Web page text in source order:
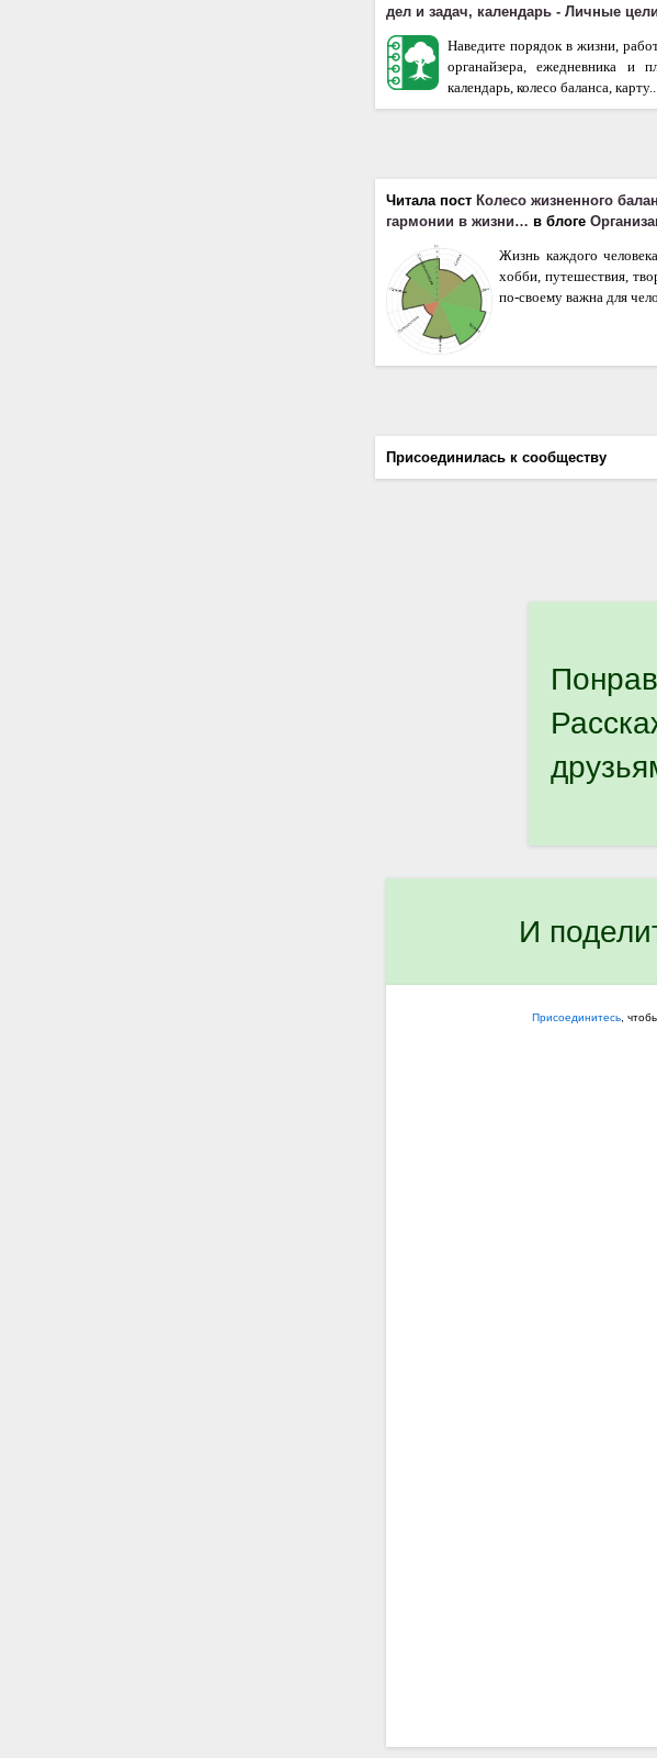
дел и задач, календарь - Личные цели
Наведите порядок в жизни,
органайзера, ежедневника и
календарь, колесо баланса,
Читала пост Колесо жизненного
гармонии в жизни… в блоге
Жизнь каждого
хобби, путешествия,
по-своему важна для
Присоединилась к сообществу
И
Присоединитесь ,